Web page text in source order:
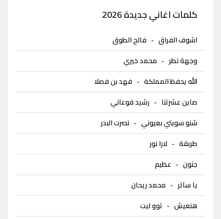
كلمات اغاني جديدة 2026
اشوف الفراق - فالح الطوق
وجهة نظر - محمد خيري
الله يحفظ المملكة - فهد بن فصلا
صاين عشرتنا - رشيد فوعاني
شنو سويتي بعيوني - نصرت البدر
طربقة - لارا نور
جنون - عظيم
يا ساتر - محمد ريحان
هنعيش - توو ليت